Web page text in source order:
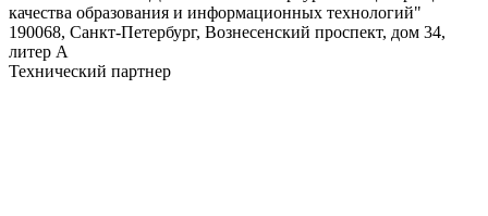
качества образования и информационных технологий"
190068, Санкт-Петербург, Вознесенский проспект, дом 34,
литер А
Технический партнер